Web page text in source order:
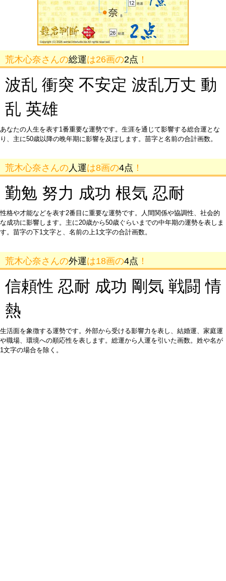
荒木心奈さんの総運は26画の2点 ！
波乱 衝突 不安定 波乱万丈 動
乱 英雄
あなたの人生を表す1番重要な運勢です。生涯を通じて影響する総合運とな
り、主に50歳以降の晩年期に影響を及ぼします。苗字と名前の合計画数。
荒木心奈さんの 人運は8画の4点 ！
勤勉 努力 成功 根気 忍耐
性格や才能などを表す2番目に重要な運勢です。人間関係や協調性、社会的
な成功に影響します。主に20歳から50歳ぐらいまでの中年期の運勢を表しま
す。苗字の下1文字と、名前の上1文字の合計画数。
荒木心奈さんの外運は18画の4点 ！
信頼性 忍耐 成功 剛気 戦闘 情
熱
生活面を象徴する運勢です。外部から受ける影響力を表し、結婚運、家庭運
や職場、環境への順応性を表します。総運から人運を引いた画数。姓や名が
1文字の場合を除く。